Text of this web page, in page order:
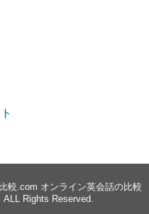
較.com オンライン英会話の比較
. ALL Rights Reserved.